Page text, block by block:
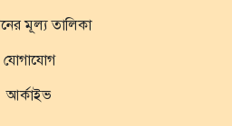
মূল্য তালিকা
যোগাযোগ
আর্কাইভ